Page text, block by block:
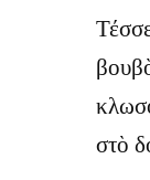
στὸ